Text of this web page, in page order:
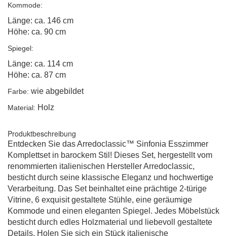
Kommode:
Länge: ca. 146 cm
Höhe: ca. 90 cm
Spiegel:
Länge: ca. 114 cm
Höhe: ca. 87 cm
Farbe: wie abgebildet
Material: Holz
Produktbeschreibung
Entdecken Sie das Arredoclassic™ Sinfonia Esszimmer
Komplettset in barockem Stil! Dieses Set, hergestellt vom
renommierten italienischen Hersteller Arredoclassic,
besticht durch seine klassische Eleganz und hochwertige
Verarbeitung. Das Set beinhaltet eine prächtige 2-türige
Vitrine, 6 exquisit gestaltete Stühle, eine geräumige
Kommode und einen eleganten Spiegel. Jedes Möbelstück
besticht durch edles Holzmaterial und liebevoll gestaltete
Details. Holen Sie sich ein Stück italienische